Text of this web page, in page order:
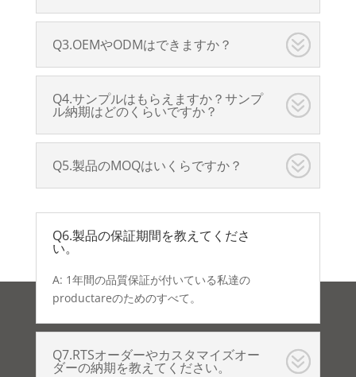
Q3.OEMやODMはできますか？
Q4.サンプルはもらえますか？サンプ
ル納期はどのくらいですか？
Q5.製品のMOQはいくらですか？
Q6.製品の保証期間を教えてくださ
い。
A: 1年間の品質保証が付いている私達の
productareのためのすべて。
Q7.RTSオーダーやカスタマイズオー
ダーの納期を教えてください。